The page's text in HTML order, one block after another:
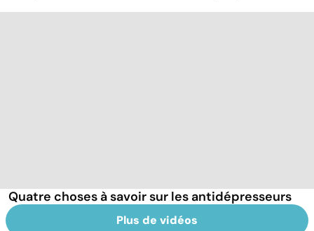
Quatre choses à savoir sur les antidépresseurs
Plus de vidéos